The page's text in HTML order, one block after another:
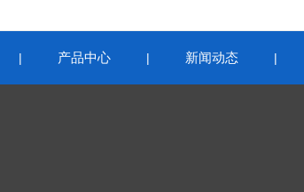
| 产品中心 | 新闻动态 |